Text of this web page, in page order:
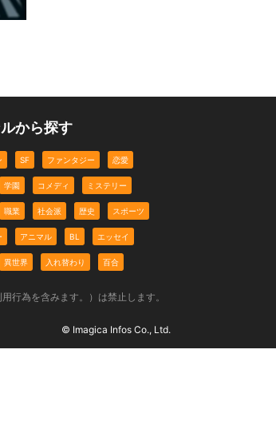
から探す
SF ファンタジー 恋愛
学園 コメディ ミステリー
職業 社会派 歴史 スポーツ
アニマル BL エッセイ
異世界 入れ替わり 百合
行為を含みます。）は禁止します。
© Imagica Infos Co., Ltd.